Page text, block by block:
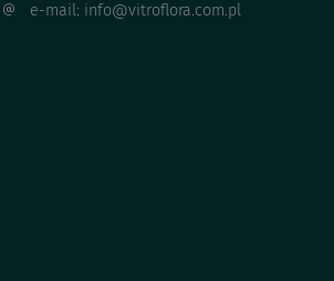
e-mail: info@vitroflora.com.pl